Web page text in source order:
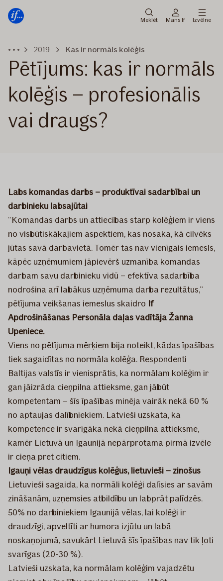
izvēlne
Meklēt Mans If Izvēlne
2019 Kas ir normāls kolēģis
Pētījums: kas ir normāls
kolēģis – profesionālis
vai draugs?
Labs komandas darbs – produktīvai sadarbībai un
darbinieku labsajūtai
“Komandas darbs un attiecības starp kolēģiem ir viens
no visbūtiskākajiem aspektiem, kas nosaka, kā cilvēks
jūtas savā darbavietā. Tomēr tas nav vienīgais iemesls,
kāpēc uzņēmumiem jāpievērš uzmanība komandas
darbam savu darbinieku vidū – efektīva sadarbība
nodrošina arī labākus uzņēmuma darba rezultātus,”
pētījuma veikšanas iemeslus skaidro If
Apdrošināšanas Personāla daļas vadītāja Žanna
Upeniece.
Viens no pētījuma mērķiem bija noteikt, kādas īpašības
tiek sagaidītas no normāla kolēģa. Respondenti
Baltijas valstīs ir vienisprātis, ka normālam kolēģim ir
gan jāizrāda cieņpilna attieksme, gan jābūt
kompetentam – šīs īpašības minēja vairāk nekā 60 %
no aptaujas dalībniekiem. Latvieši uzskata, ka
kompetence ir svarīgāka nekā cieņpilna attieksme,
kamēr Lietuvā un Igaunijā nepārprotama pirmā izvēle
ir cieņa pret citiem.
Igauņi vēlas draudzīgus kolēģus, lietuvieši – zinošus
Lietuvieši sagaida, ka normāli kolēģi dalīsies ar savām
zināšanām, uzņemsies atbildību un labprāt palīdzēs.
50% no darbiniekiem Igaunijā vēlas, lai kolēģi ir
draudzīgi, apveltīti ar humora izjūtu un labā
noskaņojumā, savukārt Lietuvā šīs īpašības nav tik ļoti
svarīgas (20-30 %).
Latvieši uzskata, ka normālam kolēģim vajadzētu